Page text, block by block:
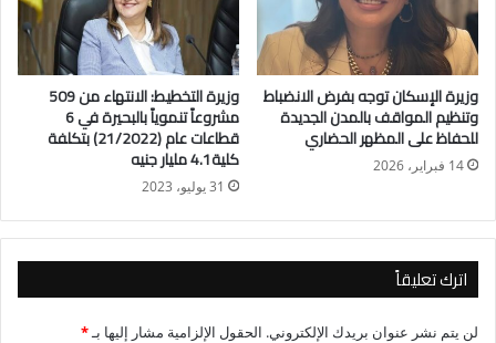
سعر الذهب اليوم
سجل جرام الذهب عيار 24 نحو 3651 جنيها.
سجل جرام الذهب عيار 21 سعر 3195 جنيها.
وسجل جرام الذهب عيار 14 نحو 2136 جنيهاً.
بلغ سعر الجنيه الذهب نحو 25560 جنيها.
وزيرة الإسكان توجه بفرض الانضباط
وتنظيم المواقف بالمدن الجديدة
للحفاظ على المظهر الحضاري
14 فبراير، 2026
وزيرة التخطيط: الانتهاء من 509
مشروعاً تنموياً بالبحيرة في 6
قطاعات عام (21/2022) بتكلفة
كلية4.1 مليار جنيه
31 يوليو، 2023
اترك تعليقاً
لن يتم نشر عنوان بريدك الإلكتروني. الحقول الإلزامية مشار إليها بـ*